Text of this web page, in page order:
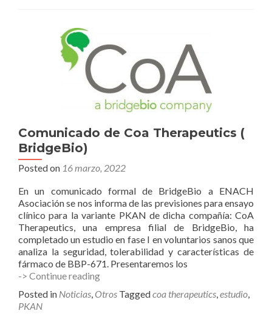
García.
Comunicado de Coa Therapeutics (
BridgeBio)
Posted on 16 marzo, 2022
En un comunicado formal de BridgeBio a ENACH
Asociación se nos informa de las previsiones para ensayo
clínico para la variante PKAN de dicha compañía: CoA
Therapeutics, una empresa filial de BridgeBio, ha
completado un estudio en fase I en voluntarios sanos que
analiza la seguridad, tolerabilidad y características de
fármaco de BBP-671. Presentaremos los
-> Continue readingComunicado
Coa
Posted in Noticias, Otros Taggedcoa therapeutics,estudio,
PKAN